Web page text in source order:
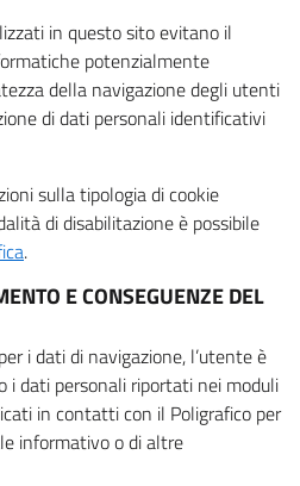
in questo sito evitano il
potenzialmente
della navigazione degli utenti
di dati personali identificativi
sulla tipologia di cookie
di disabilitazione è possibile
.
E CONSEGUENZE DEL
i dati di navigazione, l’utente è
i dati personali riportati nei moduli
in contatti con il Poligrafico per
informativo o di altre